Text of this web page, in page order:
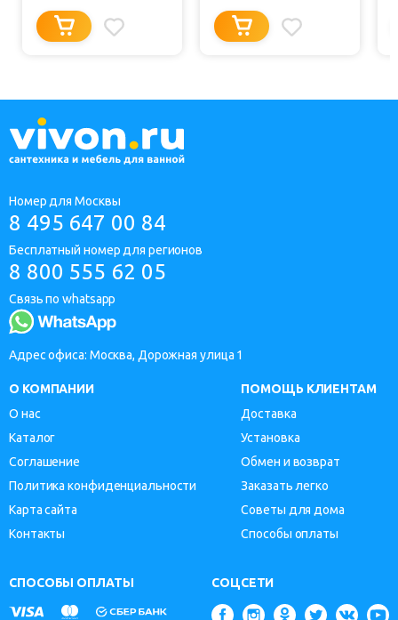
Номер для Москвы
8 495 647 00 84
Бесплатный номер для регионов
8 800 555 62 05
Связь по whatsapp
Адрес офиса: Москва, Дорожная улица 1
О КОМПАНИИ
О нас
Каталог
Соглашение
Политика конфиденциальности
Карта сайта
Контакты
ПОМОЩЬ КЛИЕНТАМ
Доставка
Установка
Обмен и возврат
Заказать легко
Советы для дома
Способы оплаты
СПОСОБЫ ОПЛАТЫ СОЦСЕТИ